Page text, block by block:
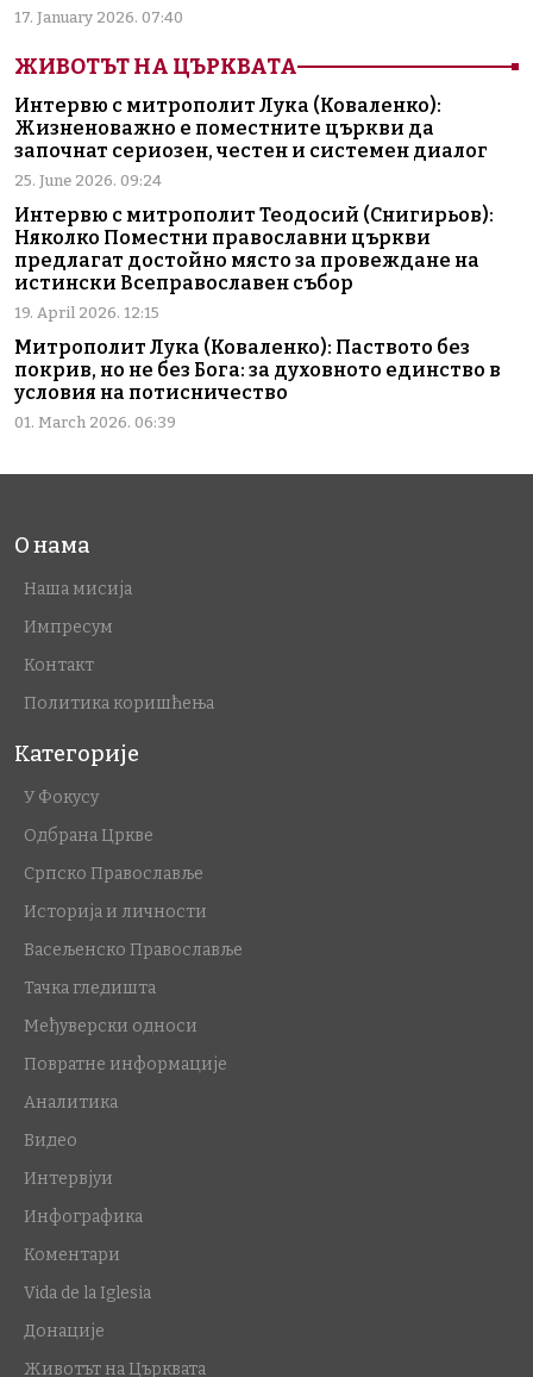
17. January 2026. 07:40
ЖИВОТЪТ НА ЦЪРКВАТА
Интервю с митрополит Лука (Коваленко):
Жизненоважно е поместните църкви да
започнат сериозен, честен и системен диалог
25. June 2026. 09:24
Интервю с митрополит Теодосий (Снигирьов):
Няколко Поместни православни църкви
предлагат достойно място за провеждане на
истински Всеправославен събор
19. April 2026. 12:15
Митрополит Лука (Коваленко): Паството без
покрив, но не без Бога: за духовното единство в
условия на потисничество
01. March 2026. 06:39
О нама
Наша мисија
Импресум
Контакт
Политика коришћења
Категорије
У Фокусу
Одбрана Цркве
Српско Православље
Историја и личности
Васељенско Православље
Тачка гледишта
Међуверски односи
Повратне информације
Аналитика
Видео
Интервјуи
Инфографика
Коментари
Vida de la Iglesia
Донације
Животът на Църквата